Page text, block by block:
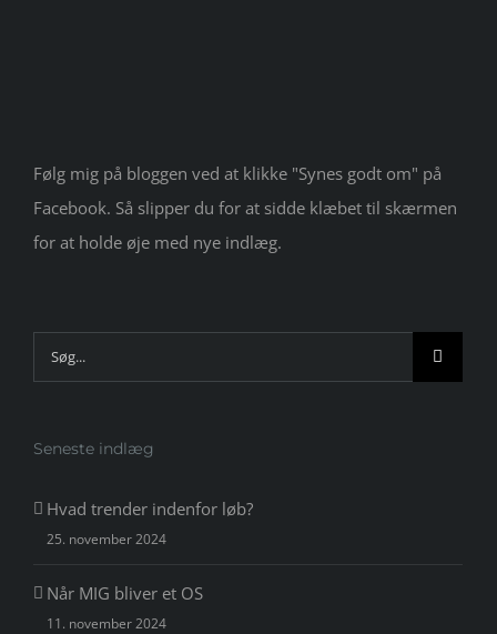
Følg mig på bloggen ved at klikke "Synes godt om" på
Facebook. Så slipper du for at sidde klæbet til skærmen
for at holde øje med nye indlæg.
Søg
efter:
Seneste indlæg
Hvad trender indenfor løb?
25. november 2024
Når MIG bliver et OS
11. november 2024